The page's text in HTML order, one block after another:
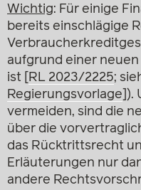
Wichtig: Für einige
bereits einschlägige
aufgrund einer
ist [
RL 2023/2225;
Regierungsvorlage
vermeiden, sind die
über die
das Rücktrittsrecht
Erläuterungen nur
andere